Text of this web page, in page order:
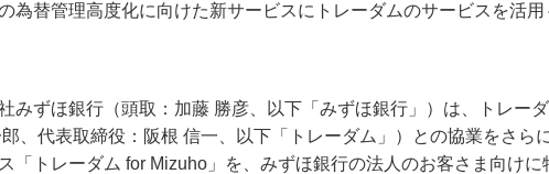
ロダクツ
効率化
為替管理高度化に向けた新サービスにトレーダムのサービスを活用
みずほ銀行（頭取：加藤 勝彦、以下「みずほ銀行」）は、トレー
、代表取締役：阪根 信一、以下「トレーダム」）との協業をさ
「トレーダム for Mizuho」を、みずほ銀行の法人のお客さま向け